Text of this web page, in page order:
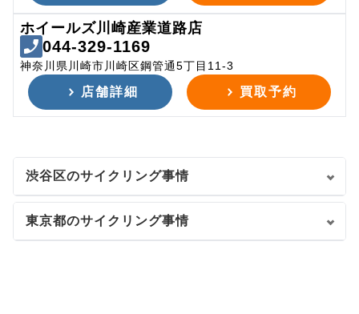
ホイールズ川崎産業道路店
044-329-1169
神奈川県川崎市川崎区鋼管通5丁目11-3
店舗詳細 買取予約
渋谷区のサイクリング事情
東京都のサイクリング事情